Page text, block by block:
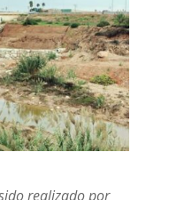
realizado por